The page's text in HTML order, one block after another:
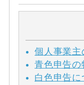
個人事業主
青色申告の
白色申告に